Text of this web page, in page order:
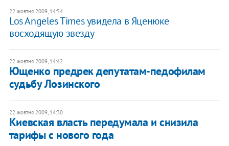
22 жовтня 2009, 14:54
Los Angeles Times увидела в Яценюке
восходящую звезду
22 жовтня 2009, 14:42
Ющенко предрек депутатам-педофилам
судьбу Лозинского
22 жовтня 2009, 14:30
Киевская власть передумала и снизила
тарифы с нового года